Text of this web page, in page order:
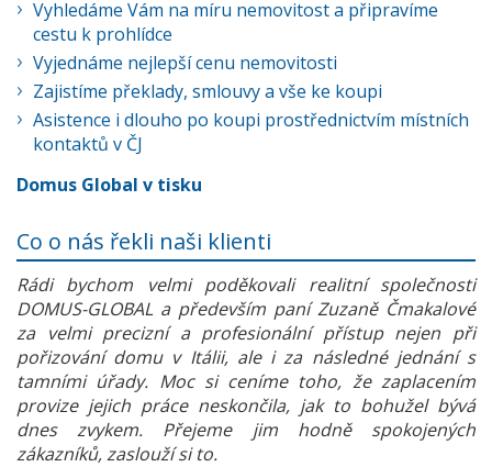
Vyhledáme Vám na míru nemovitost a připravíme
cestu k prohlídce
Vyjednáme nejlepší cenu nemovitosti
Zajistíme překlady, smlouvy a vše ke koupi
Asistence i dlouho po koupi prostřednictvím místních
kontaktů v ČJ
Domus Global v tisku
Co o nás řekli naši klienti
Rádi bychom velmi poděkovali realitní společnosti
DOMUS-GLOBAL a především paní Zuzaně Čmakalové
za velmi precizní a profesionální přístup nejen při
pořizování domu v Itálii, ale i za následné jednání s
tamními úřady. Moc si ceníme toho, že zaplacením
provize jejich práce neskončila, jak to bohužel bývá
dnes zvykem. Přejeme jim hodně spokojených
zákazníků, zaslouží si to.